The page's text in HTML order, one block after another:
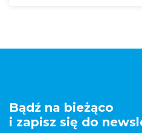
Bądź na bieżąco
i zapisz się do